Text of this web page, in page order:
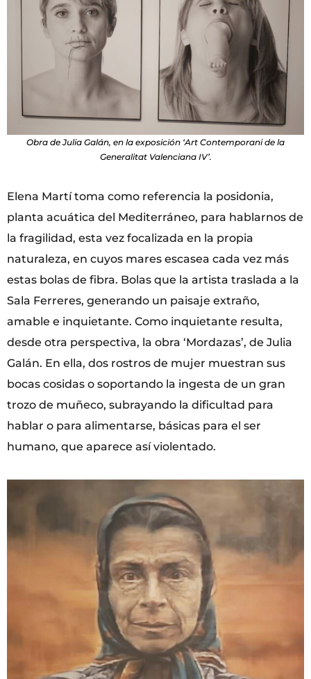
Obra de Julia Galán, en la exposición ‘Art Contemporani de la
Generalitat Valenciana IV’.
Elena Martí toma como referencia la posidonia,
planta acuática del Mediterráneo, para hablarnos de
la fragilidad, esta vez focalizada en la propia
naturaleza, en cuyos mares escasea cada vez más
estas bolas de fibra. Bolas que la artista traslada a la
Sala Ferreres, generando un paisaje extraño,
amable e inquietante. Como inquietante resulta,
desde otra perspectiva, la obra ‘Mordazas’, de Julia
Galán. En ella, dos rostros de mujer muestran sus
bocas cosidas o soportando la ingesta de un gran
trozo de muñeco, subrayando la dificultad para
hablar o para alimentarse, básicas para el ser
humano, que aparece así violentado.